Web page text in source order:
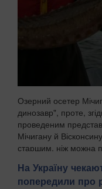
Озерний осетер
динозавр", проте,
проведеним
Мічигану й
старшим, ніж можна
На Україну
попередили про